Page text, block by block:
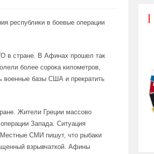
республики в боевые операции
в стране. В Афинах прошел так
более сорока километров,
военные базы США и прекратить
Жители Греции массово
Запада. Ситуация
СМИ пишут, что рыбаки
взрывчаткой. Афины